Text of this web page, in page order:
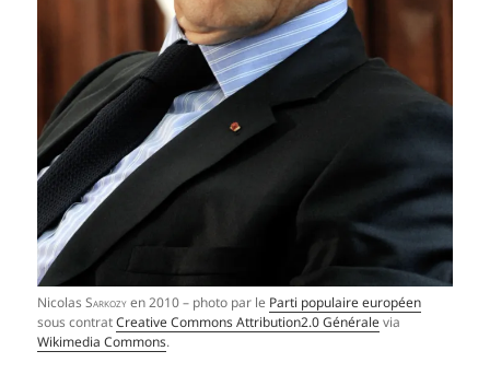
NicolasSarkozyen 2010 – photo par le Parti populaire européen
sous contratCreative Commons Attribution2.0 Généralevia
Wikimedia Commons.